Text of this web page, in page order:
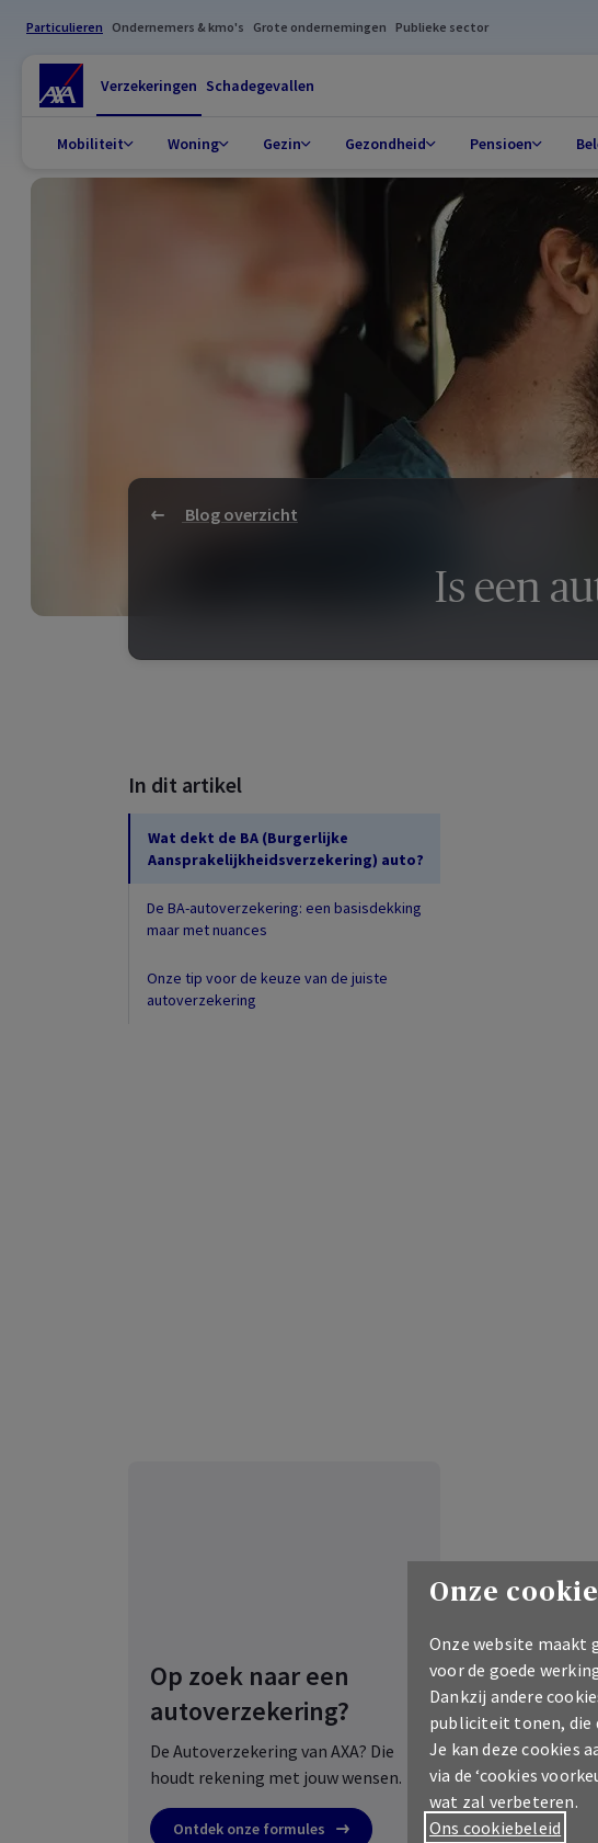
Particulieren Ondernemers & kmo's Grote ondernemingen Publieke sector
Verzekeringen Schadegevallen
Mobiliteit Woning Gezin Gezondheid Pensioen
Blog overzicht
Is een
In dit artikel
Wat dekt de BA (Burgerlijke
Aansprakelijkheidsverzekering) auto?
De BA-autoverzekering: een basisdekking
maar met nuances
Onze tip voor de keuze van de juiste
autoverzekering
Op zoek naar een
autoverzekering?
De Autoverzekering van AXA? Die
houdt rekening met jouw wensen.
Ontdek onze formules
Onze
Onze website maakt
voor de goede
Dankzij andere
publiciteit tonen, die
Je kan deze cookies
via de ‘cookies
wat zal verbeteren.
Ons cookiebeleid